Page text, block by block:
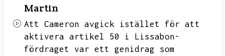
Martin
Att Cameron avgick istället för att
aktivera artikel 50 i Lissabon-
fördraget var ett genidrag som